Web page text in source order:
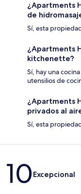
¿Apartments
de
Sí, esta
¿Apartments
kitchenette?
Sí, hay una
utensilios de
¿Apartments
privados al
Sí, esta
Opiniones
10Excepcional